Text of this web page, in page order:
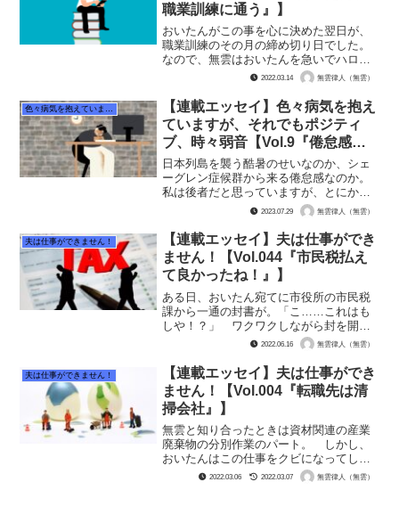
職業訓練に通う』】
おいたんがこの事を心に決めた翌日が、
職業訓練のその月の締め切り日でした。
なので、無雲はおいたんを急いでハロー
ワークに行かせました。 ここで、おい
焦るあまり、志望動機を一行、しかも端
的にしか書かずに帰ってき...
2022.03.14 無雲律人（無雲）
色々病気を抱えていますが、それでもポジティブ、時々弱音
【連載エッセイ】色々病気を抱え
ていますが、それでもポジティ
ブ、時々弱音【Vol.9『倦怠感が
酷い。そして半年は長い』】
日本列島を襲う酷暑のせいなのか、シェ
ーグレン症候群から来る倦怠感なのか。
私は後者だと思っていますが、とにかく
倦怠感が酷くて毎日体調が悪いです。
仕事もはかどらず、釣りも控えていて、
毎日部屋でお茶を飲んでボーっとテレビ
を観ているだけの日々。 ...
2023.07.29 無雲律人（無雲）
夫は仕事ができません！
【連載エッセイ】夫は仕事ができ
ません！【Vol.044『市民税払え
て良かったね！』】
ある日、おいたん宛てに市役所の市民税
課から一通の封書が。「こ……これはも
しや！？」 ワクワクしながら封を開け
ると、きたぁぁぁ！！！ 市民
税！！！ うう、今年は市民税課税され
るんだ。払えるんだ。良かった！ 良か
ったよぉぉぉ！！！ と、いうのも...
2022.06.16 無雲律人（無雲）
夫は仕事ができません！
【連載エッセイ】夫は仕事ができ
ません！【Vol.004『転職先は清
掃会社』】
無雲と知り合ったときは資材関連の産業
廃棄物の分別作業のパート。 しかし、
おいたんはこの仕事をクビになってしま
いました。 するとおいたんは、せこせ
2022.03.06 2022.03.07 無雲律人（無雲）